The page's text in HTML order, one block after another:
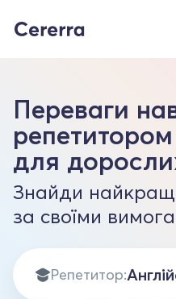
Переваги
репетитором
для
Знайди
за своїми
Репетитор: